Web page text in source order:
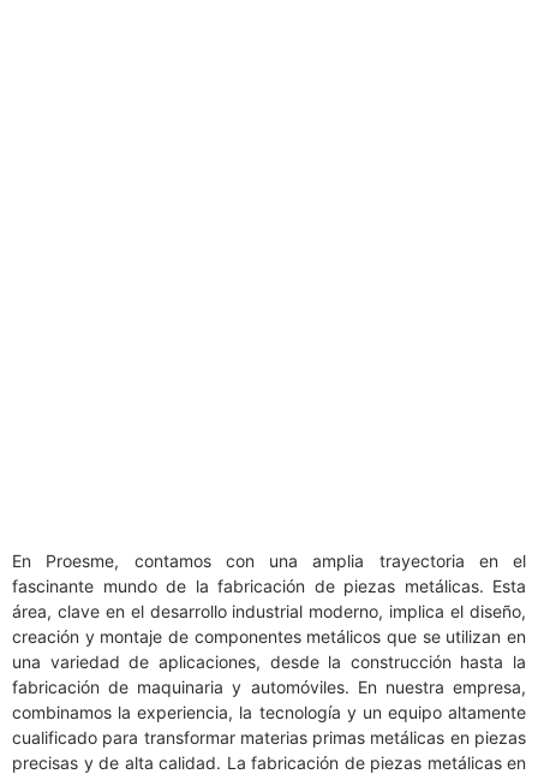
En Proesme, contamos con una amplia trayectoria en el
fascinante mundo de la fabricación de piezas metálicas. Esta
área, clave en el desarrollo industrial moderno, implica el diseño,
creación y montaje de componentes metálicos que se utilizan en
una variedad de aplicaciones, desde la construcción hasta la
fabricación de maquinaria y automóviles. En nuestra empresa,
combinamos la experiencia, la tecnología y un equipo altamente
cualificado para transformar materias primas metálicas en piezas
precisas y de alta calidad. La fabricación de piezas metálicas en